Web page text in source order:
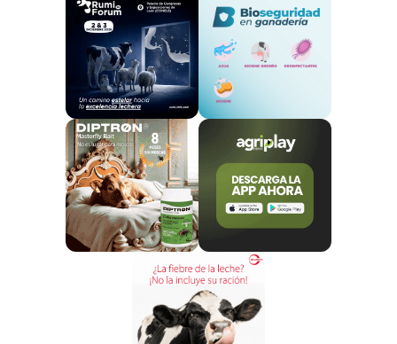
dotado de las competencias y conocimientos
necesarios en materia de razas amenazadas.
Para ello, elConsejo de Ministros, a propuesta del
Ministerio de Agricultura, Pesca y Alimentación,
aprobó un real decreto por el que se incorpora al
Catálogo Oficial de Razas de Ganado de España
listado de razas autóctonas en peligro de
extinción,de forma que se puedan establecer
medidas y políticas de apoyo específicas para
todas ellas.
Por otra parte, y como novedad, recientemente
ha incorporado a este listado una nueva raza
ganado mantecoso leonés
hecho que supone la culminación de una
reivindicación de los ganaderos de la montaña
llevan años buscando este